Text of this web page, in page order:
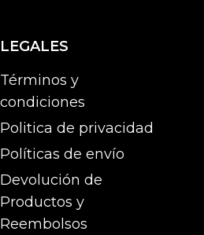
LEGALES
Términos y
condiciones
Politica de privacidad
Políticas de envío
Devolución de
Productos y
Reembolsos